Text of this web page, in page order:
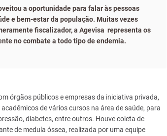
a oportunidade para falar às pessoas
e bem-estar da população. Muitas vezes
fiscalizador, a Agevisa representa os
no combate a todo tipo de endemia.
órgãos públicos e empresas da iniciativa privada,
de vários cursos na área de saúde, para
diabetes, entre outros. Houve coleta de
de medula óssea, realizada por uma equipe